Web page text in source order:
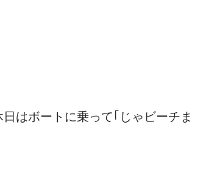
はボートに乗って｢じゃビーチま